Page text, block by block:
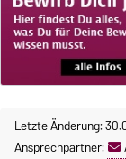
Letzte Änderung:
Ansprechpartner: